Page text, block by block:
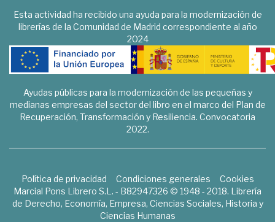
Esta actividad ha recibido una ayuda para la modernización de
librerías de la Comunidad de Madrid correspondiente al año
2024
Ayudas públicas para la modernización de las pequeñas y
medianas empresas del sector del libro en el marco del Plan de
Recuperación, Transformación y Resiliencia. Convocatoria
2022.
Política de privacidad Condiciones generales
Cookies
Marcial Pons Librero S.L. - B82947326 © 1948 - 2018. Librería
de Derecho, Economía, Empresa, Ciencias Sociales, Historia y
Ciencias Humanas